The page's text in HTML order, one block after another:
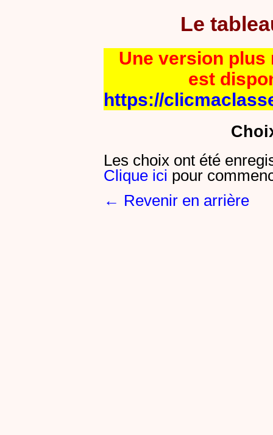
Le
Une version plus
est
https://
Les choix ont été
Clique ici pour
← Revenir en arrière